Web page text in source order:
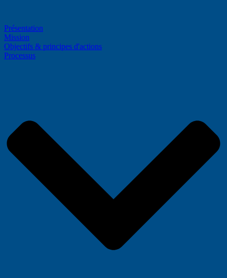
Présentation
Mission
Objectifs & principes d'actions
Processus